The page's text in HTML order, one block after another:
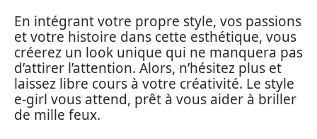
En intégrant votre propre style, vos passions
et votre histoire dans cette esthétique, vous
créerez un look unique qui ne manquera pas
d’attirer l’attention. Alors, n’hésitez plus et
laissez libre cours à votre créativité. Le style
e-girl vous attend, prêt à vous aider à briller
de mille feux.